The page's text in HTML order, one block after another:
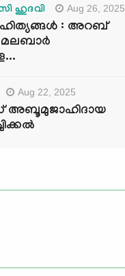
ഹുദവി Aug 26, 2025
: അറബ്
മലബാർ
Aug 22, 2025